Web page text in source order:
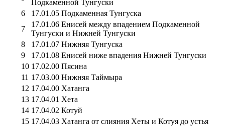
Подкаменной Тунгуски
6
17.01.05 Подкаменная Тунгуска
7
17.01.06 Енисей между впадением Подкаменной
Тунгуски и Нижней Тунгуски
8
17.01.07 Нижняя Тунгуска
9
17.01.08 Енисей ниже впадения Нижней Тунгуски
10 17.02.00 Пясина
11 17.03.00 Нижняя Таймыра
12 17.04.00 Хатанга
13 17.04.01 Хета
14 17.04.02 Котуй
15 17.04.03 Хатанга от слияния Хеты и Котуя до устья